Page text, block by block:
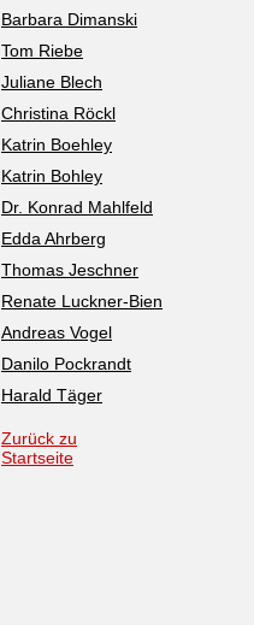
Barbara Dimanski
Tom Riebe
Juliane Blech
Christina Röckl
Katrin Boehley
Katrin Bohley
Dr. Konrad Mahlfeld
Edda Ahrberg
Thomas Jeschner
Renate Luckner-Bien
Andreas Vogel
Danilo Pockrandt
Harald Täger
Zurück zu
Startseite